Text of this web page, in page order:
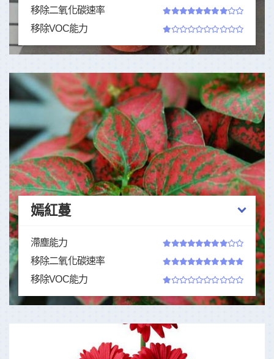
移除二氧化碳速率
移除VOC能力
嫣紅蔓
滯塵能力
移除二氧化碳速率
移除VOC能力